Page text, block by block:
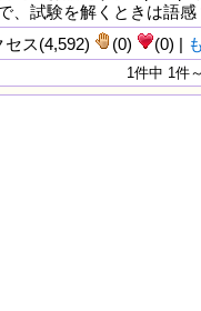
、試験を解くときは語感
セス(4,592) (0) (0) |
1件中 1件